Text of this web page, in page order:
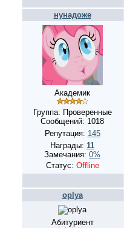
нунадоже
Академик
Группа: Проверенные
Сообщений: 1018
Репутация: 145
Награды: 11
Замечания: 0%
Статус: Offline
oplya
Абитуриент